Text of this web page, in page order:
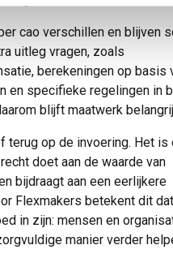
cao verschillen en blijven
uitleg vragen, zoals
berekeningen op basis
en specifieke regelingen in
blijft maatwerk
terug op de invoering. Het is
doet aan de waarde van
bijdraagt aan een eerlijkere
Flexmakers betekent dit
in zijn: mensen en
manier verder